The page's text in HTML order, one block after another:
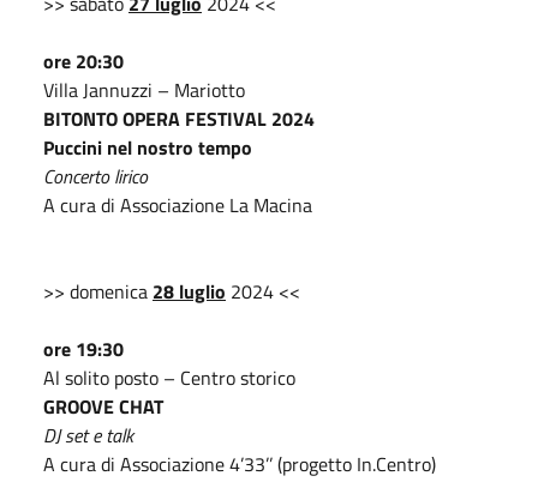
ore 20:30
Villa Jannuzzi – Mariotto
BITONTO OPERA FESTIVAL 2024
Puccini nel nostro tempo
Concerto lirico
A cura di Associazione La Macina
>> domenica 28 luglio 2024 <<
ore 19:30
Al solito posto – Centro storico
GROOVE CHAT
DJ set e talk
A cura di Associazione 4’33’’ (progetto In.Centro)